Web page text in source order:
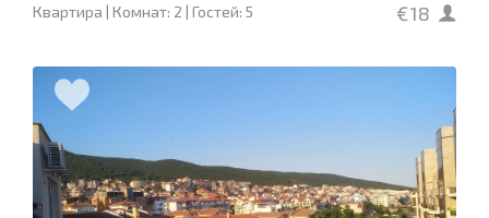
Квартира | Комнат: 2 | Гостей: 5
€18